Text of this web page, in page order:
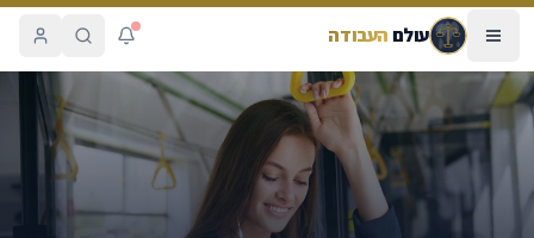
עולםהעבודה
הסכמים וצויים בעניין דמי נסיעות